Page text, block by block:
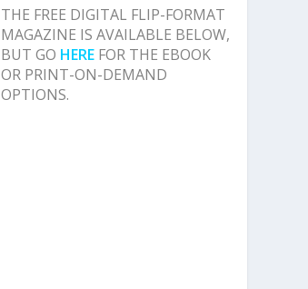
THE FREE DIGITAL FLIP-FORMAT
MAGAZINE IS AVAILABLE BELOW,
BUT GO HERE FOR THE EBOOK
OR PRINT-ON-DEMAND
OPTIONS.